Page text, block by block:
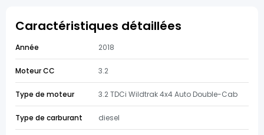
Caractéristiques détaillées
Année 2018
Moteur CC 3.2
Type de moteur 3.2 TDCi Wildtrak 4x4 Auto Double-Cab
Type de carburant diesel